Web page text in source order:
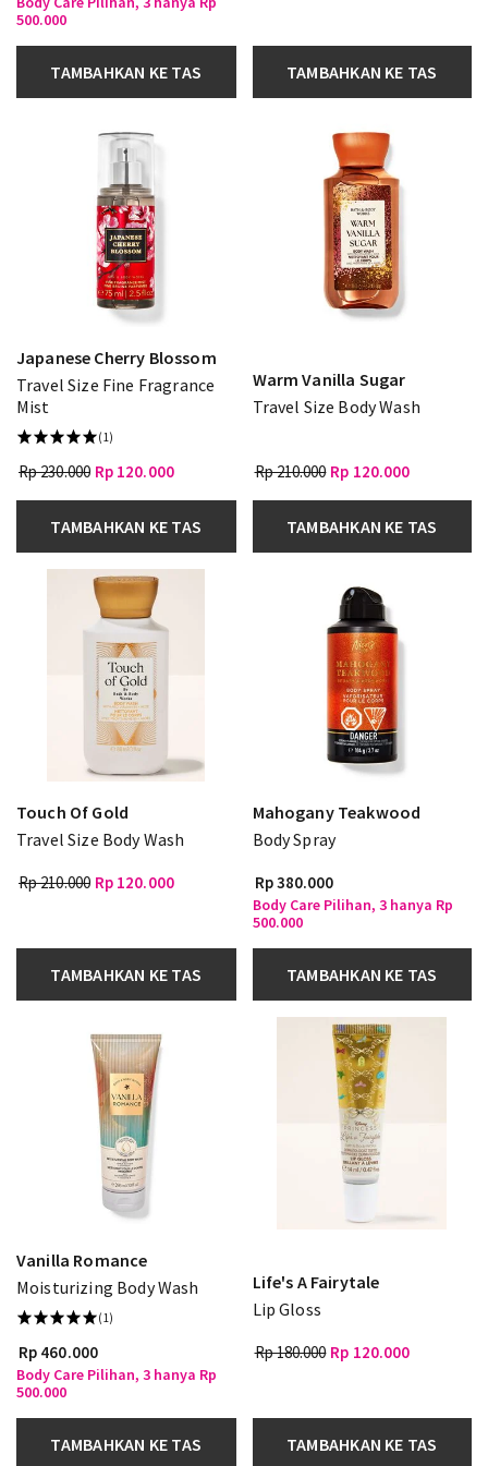
500.000
TAMBAHKAN KE TAS TAMBAHKAN KE TAS
Japanese Cherry Blossom
Travel Size Fine Fragrance
Mist
(1)
Rp 230.000 Rp 120.000
TAMBAHKAN KE TAS
Warm Vanilla Sugar
Travel Size Body Wash
Rp 210.000 Rp 120.000
TAMBAHKAN KE TAS
Touch Of Gold
Travel Size Body Wash
Rp 210.000 Rp 120.000
TAMBAHKAN KE TAS
Mahogany Teakwood
Body Spray
Rp 380.000
Body Care Pilihan, 3 hanya Rp
500.000
TAMBAHKAN KE TAS
Vanilla Romance
Moisturizing Body Wash
(1)
Rp 460.000
Body Care Pilihan, 3 hanya Rp
500.000
TAMBAHKAN KE TAS
Life's A Fairytale
Lip Gloss
Rp 180.000 Rp 120.000
TAMBAHKAN KE TAS